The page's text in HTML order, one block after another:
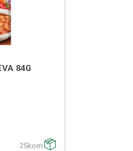
84G
25kom